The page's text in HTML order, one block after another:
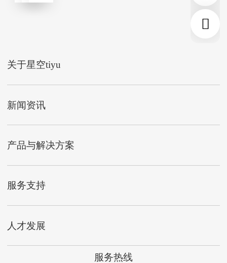
关于星空tiyu
新闻资讯
产品与解决方案
服务支持
人才发展
服务热线